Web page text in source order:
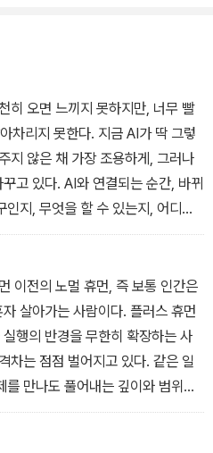
전기가 농경 사회를 산업 사회로
가’가 아니라 ‘나는 누구인가’라는
문은 ‘AI를 배울 것인가, 말 것인
서 나는 누구로 살 것인가’다.
, 나이도, 학벌도 아니다. 오직 ‘연
고는 1도 몰랐던 예순둘에 AI 에이
접 서비스를 론칭하고, ‘메타 김미
자신의 경험을 고스란히 담아 AI 시
제시한다. 여기에 일, 직업, 돈,
히 오면 느끼지 못하지만, 너무 빨
차리지 못한다. 지금 AI가 딱 그렇
지 않은 채 가장 조용하게, 그러나
고 있다. AI와 연결되는 순간, 바뀌
지, 무엇을 할 수 있는지, 어디까
의가 함께 달라지기 시작한다. —
이전의 노멀 휴먼, 즉 보통 인간은
살아가는 사람이다. 플러스 휴먼
행의 반경을 무한히 확장하는 사
차는 점점 벌어지고 있다. 같은 일
만나도 풀어내는 깊이와 범위가
결’에서 시작된다. — [프롤로그: A